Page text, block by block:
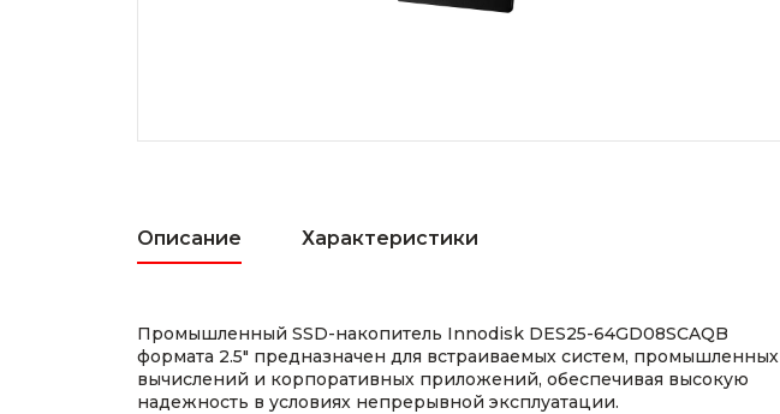
Описание Характеристики
Промышленный SSD-накопитель Innodisk DES25-64GD08SCAQB
формата 2.5" предназначен для встраиваемых систем, промышленных
вычислений и корпоративных приложений, обеспечивая высокую
надежность в условиях непрерывной эксплуатации.